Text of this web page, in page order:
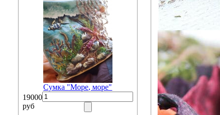
Сумка "Море, море"
19000
руб